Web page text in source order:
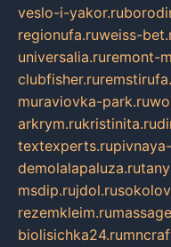
veslo-i-yakor.ru
regionufa.ruweiss-
universalia.ruremont-
clubfisher.ru
muraviovka-park.ru
arkrym.rukristinita.ru
textexperts.ru
demolalapaluza.ru
msdip.rujdol.ru
rezemkleim.ru
biolisichka24.ru